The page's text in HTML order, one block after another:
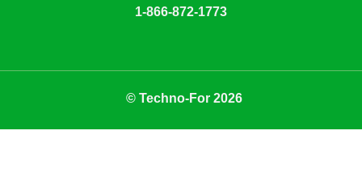
1-866-872-1773
© Techno-For 2026